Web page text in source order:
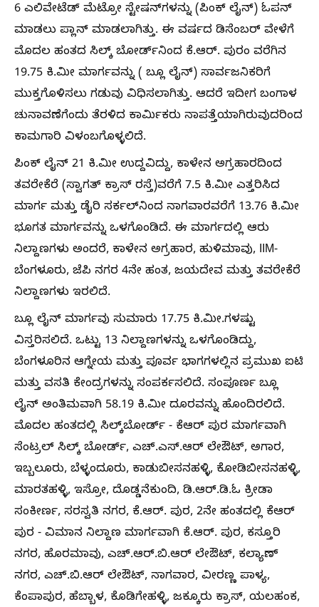
6 ಎಲಿವೇಟೆಡ್ ಮೆಟ್ರೋ ಸ್ಟೇಷನ್‌ಗಳನ್ನು (ಪಿಂಕ್ ಲೈನ್) ಓಪನ್
ಮಾಡಲು ಪ್ಲಾನ್ ಮಾಡಲಾಗಿತ್ತು. ಈ ವರ್ಷದ ಡಿಸೆಂಬರ್ ವೇಳೆಗೆ
ಮೊದಲ ಹಂತದ ಸಿಲ್ಕ್ ಬೋರ್ಡ್‌ನಿಂದ ಕೆ.ಆರ್. ಪುರಂ ವರೆಗಿನ
19.75 ಕಿ.ಮೀ ಮಾರ್ಗವನ್ನು ( ಬ್ಲೂ ಲೈನ್) ಸಾರ್ವಜನಿಕರಿಗೆ
ಮುಕ್ತಗೊಳಿಸಲು ಗಡುವು ವಿಧಿಸಲಾಗಿತ್ತು. ಆದರೆ ಇದೀಗ ಬಂಗಾಳ
ಚುನಾವಣೆಗೆಂದು ತೆರಳಿದ ಕಾರ್ಮಿಕರು ನಾಪತ್ತೆಯಾಗಿರುವುದರಿಂದ
ಕಾಮಗಾರಿ ವಿಳಂಬಗೊಳ್ಳಲಿದೆ.
ಪಿಂಕ್ ಲೈನ್ 21 ಕಿ.ಮೀ ಉದ್ದವಿದ್ದು, ಕಾಳೇನ ಅಗ್ರಹಾರದಿಂದ
ತವರೇಕೆರೆ (ಸ್ವಾಗತ್ ಕ್ರಾಸ್ ರಸ್ತೆ)ವರೆಗೆ 7.5 ಕಿ.ಮೀ ಎತ್ತರಿಸಿದ
ಮಾರ್ಗ ಮತ್ತು ಡೈರಿ ಸರ್ಕಲ್‌ನಿಂದ ನಾಗವಾರವರೆಗೆ 13.76 ಕಿ.ಮೀ
ಭೂಗತ ಮಾರ್ಗವನ್ನು ಒಳಗೊಂಡಿದೆ. ಈ ಮಾರ್ಗದಲ್ಲಿ ಆರು
ನಿಲ್ದಾಣಗಳು ಅಂದರೆ, ಕಾಳೇನ ಅಗ್ರಹಾರ, ಹುಳಿಮಾವು, IIM-
ಬೆಂಗಳೂರು, ಜೆಪಿ ನಗರ 4ನೇ ಹಂತ, ಜಯದೇವ ಮತ್ತು ತವರೇಕೆರೆ
ನಿಲ್ದಾಣಗಳು ಇರಲಿದೆ.
ಬ್ಲೂ ಲೈನ್‌ ಮಾರ್ಗವು ಸುಮಾರು 17.75 ಕಿ.ಮೀ.ಗಳಷ್ಟು
ವಿಸ್ತರಿಸಲಿದೆ. ಒಟ್ಟು 13 ನಿಲ್ದಾಣಗಳನ್ನು ಒಳಗೊಂಡಿದ್ದು,
ಬೆಂಗಳೂರಿನ ಆಗ್ನೇಯ ಮತ್ತು ಪೂರ್ವ ಭಾಗಗಳಲ್ಲಿನ ಪ್ರಮುಖ ಐಟಿ
ಮತ್ತು ವಸತಿ ಕೇಂದ್ರಗಳನ್ನು ಸಂಪರ್ಕಸಲಿದೆ. ಸಂಪೂರ್ಣ ಬ್ಲೂ
ಲೈನ್ ಅಂತಿಮವಾಗಿ 58.19 ಕಿ.ಮೀ ದೂರವನ್ನು ಹೊಂದಿರಲಿದೆ.
ಮೊದಲ ಹಂತದಲ್ಲಿ ಸಿಲ್ಕ್‌ಬೋರ್ಡ್‌ - ಕೆಆರ್‌ ಪುರ ಮಾರ್ಗವಾಗಿ
ಸೆಂಟ್ರಲ್ ಸಿಲ್ಕ್ ಬೋರ್ಡ್, ಎಚ್.ಎಸ್.ಆರ್‌ ಲೇಔಟ್, ಅಗಾರ,
ಇಬ್ಬಲೂರು, ಬೆಳ್ಳಂದೂರು, ಕಾಡುಬೀಸನಹಳ್ಳಿ, ಕೋಡಿಬೀಸನಹಳ್ಳಿ,
ಮಾರತಹಳ್ಳಿ, ಇಸ್ರೋ, ದೊಡ್ಡನೆಕುಂದಿ, ಡಿ.ಆರ್.ಡಿ.ಓ ಕ್ರೀಡಾ
ಸಂಕೀರ್ಣ, ಸರಸ್ವತಿ ನಗರ, ಕೆ.ಆರ್. ಪುರ, 2ನೇ ಹಂತದಲ್ಲಿ ಕೆಆರ್‌
ಪುರ - ವಿಮಾನ ನಿಲ್ದಾಣ ಮಾರ್ಗವಾಗಿ ಕೆ.ಆರ್. ಪುರ, ಕಸ್ತೂರಿ
ನಗರ, ಹೊರಮಾವು, ಎಚ್.ಆರ್.ಬಿ.ಆರ್‌ ಲೇಔಟ್, ಕಲ್ಯಾಣ್
ನಗರ, ಎಚ್.ಬಿ.ಆರ್‌ ಲೇಔಟ್, ನಾಗವಾರ, ವೀರಣ್ಣ ಪಾಳ್ಯ,
ಕೆಂಪಾಪುರ, ಹೆಬ್ಬಾಳ, ಕೊಡಿಗೇಹಳ್ಳಿ, ಜಕ್ಕೂರು ಕ್ರಾಸ್, ಯಲಹಂಕ,